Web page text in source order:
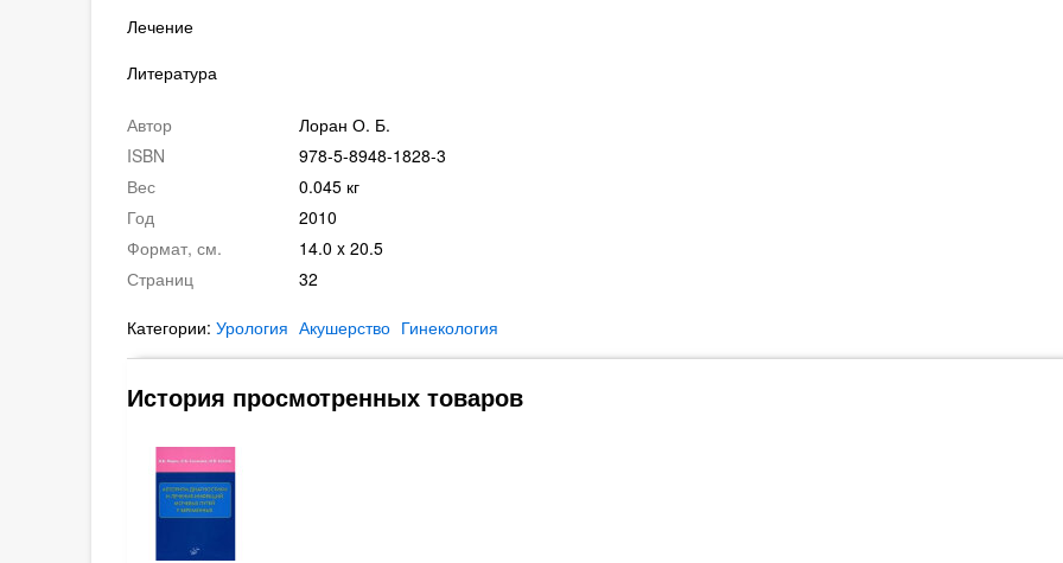
Лечение
Литература
Автор
Лоран О. Б.
ISBN
978-5-8948-1828-3
Вес
0.045 кг
Год
2010
Формат, см.
14.0 x 20.5
Страниц
32
Категории: Урология Акушерство Гинекология
История просмотренных товаров